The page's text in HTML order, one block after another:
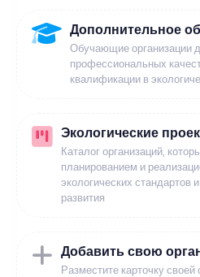
Дополнительное
Обучающие организации
профессиональных
квалификации в
Экологические
Каталог организаций,
планированием и
экологических стандартов
развития
Добавить свою
Разместите карточку